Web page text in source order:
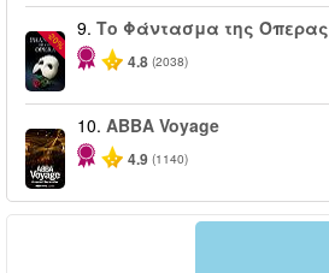
-20%
9. Το Φάντασμα της Όπερας
4.8 (2038)
10. ABBA Voyage
4.9 (1140)